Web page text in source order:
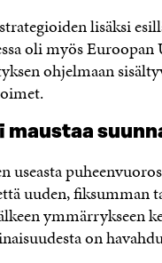
lisäksi
oli myös Euroopan
ohjelmaan
maustaa
useasta
uuden, fiksumman
ymmärrykseen
on